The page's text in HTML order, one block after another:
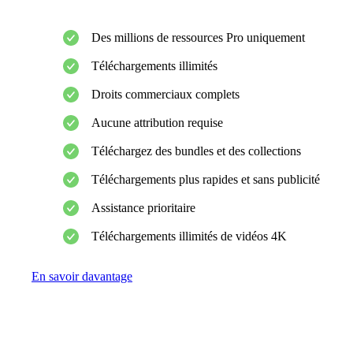
Des millions de ressources Pro uniquement
Téléchargements illimités
Droits commerciaux complets
Aucune attribution requise
Téléchargez des bundles et des collections
Téléchargements plus rapides et sans publicité
Assistance prioritaire
Téléchargements illimités de vidéos 4K
En savoir davantage